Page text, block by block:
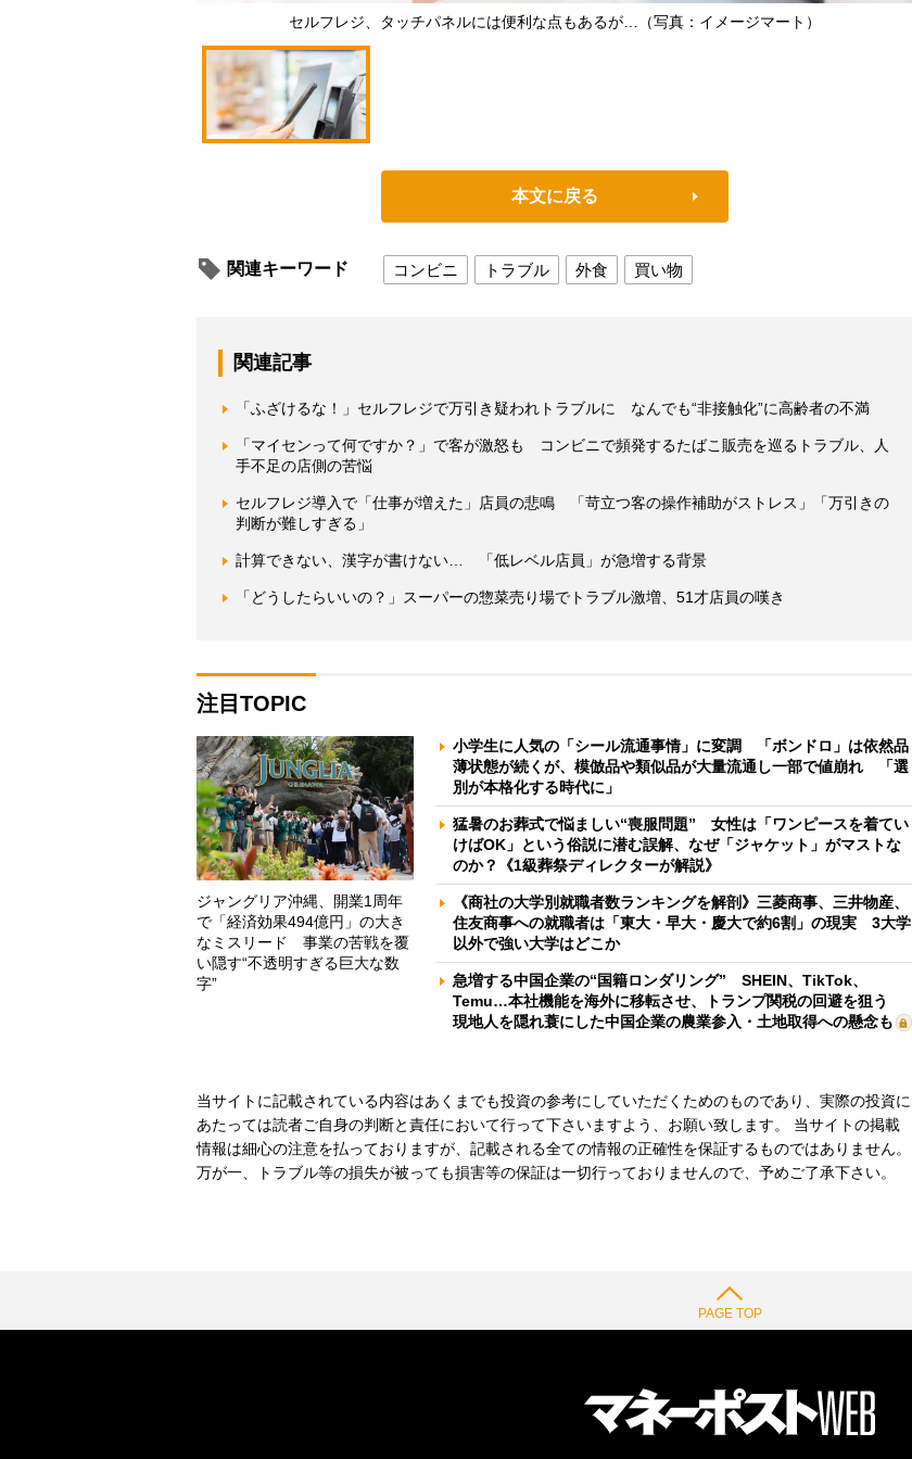
セルフレジ、タッチパネルには便利な点もあるが…（写真：イメージマート）
本文に戻る
関連キーワード コンビニ トラブル 外食 買い物
関連記事
「ふざけるな！」セルフレジで万引き疑われトラブルに なんでも“非接触化”に高齢者の不満
「マイセンって何ですか？」で客が激怒も コンビニで頻発するたばこ販売を巡るトラブル、人
手不足の店側の苦悩
セルフレジ導入で「仕事が増えた」店員の悲鳴 「苛立つ客の操作補助がストレス」「万引きの
判断が難しすぎる」
計算できない、漢字が書けない… 「低レベル店員」が急増する背景
「どうしたらいいの？」スーパーの惣菜売り場でトラブル激増、51才店員の嘆き
注目TOPIC
ジャングリア沖縄、開業1周年
で「経済効果494億円」の大き
なミスリード 事業の苦戦を覆
い隠す“不透明すぎる巨大な数
字”
小学生に人気の「シール流通事情」に変調 「ボンドロ」は依然品
薄状態が続くが、模倣品や類似品が大量流通し一部で値崩れ 「選
別が本格化する時代に」
猛暑のお葬式で悩ましい“喪服問題” 女性は「ワンピースを着てい
けばOK」という俗説に潜む誤解、なぜ「ジャケット」がマストな
のか？《1級葬祭ディレクターが解説》
《商社の大学別就職者数ランキングを解剖》三菱商事、三井物産、
住友商事への就職者は「東大・早大・慶大で約6割」の現実 3大学
以外で強い大学はどこか
急増する中国企業の“国籍ロンダリング” SHEIN、TikTok、
Temu…本社機能を海外に移転させ、トランプ関税の回避を狙う
現地人を隠れ蓑にした中国企業の農業参入・土地取得への懸念も
当サイトに記載されている内容はあくまでも投資の参考にしていただくためのものであり、実際の投資に
あたっては読者ご自身の判断と責任において行って下さいますよう、お願い致します。 当サイトの掲載
情報は細心の注意を払っておりますが、記載される全ての情報の正確性を保証するものではありません。
万が一、トラブル等の損失が被っても損害等の保証は一切行っておりませんので、予めご了承下さい。
PAGE TOP